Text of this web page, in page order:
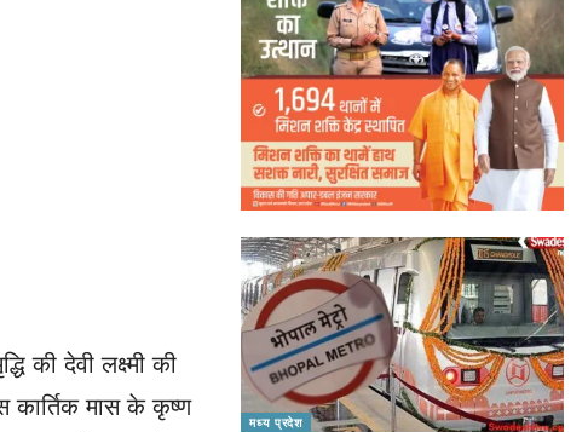
की देवी लक्ष्मी की
कार्तिक मास के कृष्ण
मध्य प्रदेश